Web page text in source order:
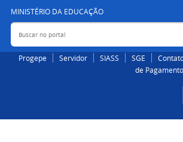
MINISTÉRIO DA EDUCAÇÃO
Buscar no portal
Progepe Servidor SIASS SGE
de Pagamento